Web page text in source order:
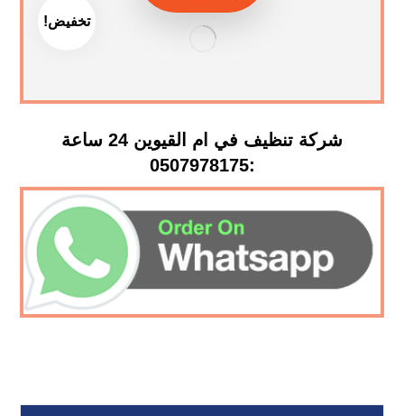
تخفيض!
شركة تنظيف في ام القيوين 24 ساعة
:0507978175